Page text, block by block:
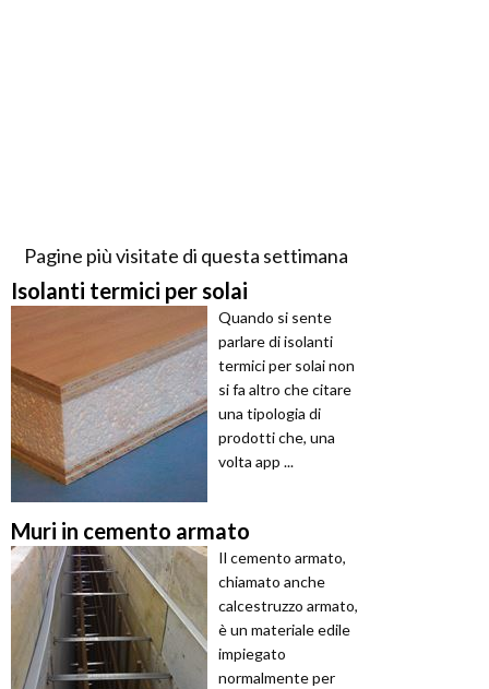
Pagine più visitate di questa settimana
Isolanti termici per solai
Quando si sente
parlare di isolanti
termici per solai non
si fa altro che citare
una tipologia di
prodotti che, una
volta app ...
Muri in cemento armato
Il cemento armato,
chiamato anche
calcestruzzo armato,
è un materiale edile
impiegato
normalmente per